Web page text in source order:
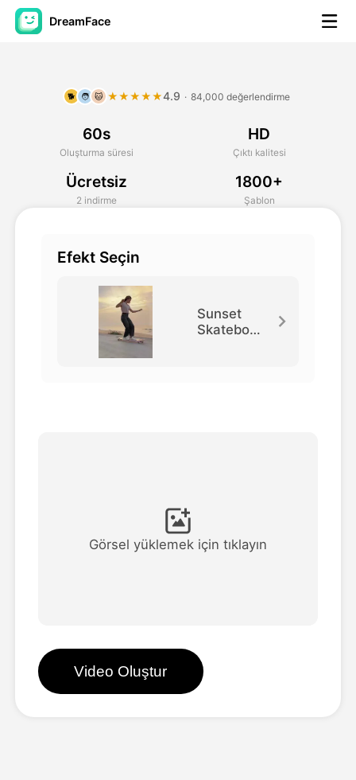
DreamFace
Avatar Video
AI Video
Fotoğraf
Tüm şablonları görüntüle
Blog
🐕 🧑 🐱 ★★★★★4.9 · 84,000 değerlendirme
60s
Oluşturma süresi
HD
Çıktı kalitesi
Ücretsiz
2 indirme
1800+
Şablon
Efekt Seçin
Sunset
Skateboar
Görsel yüklemek için tıklayın
Video Oluştur